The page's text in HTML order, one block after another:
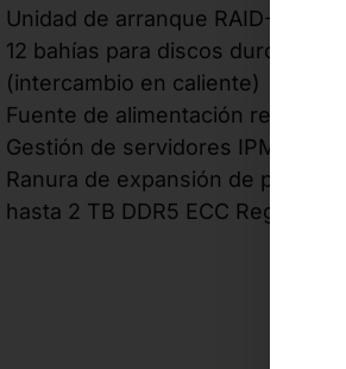
Unidad de arranque RAID-1 NVMe
12 bahías para discos duros de
(intercambio en caliente)
Fuente de alimentación
Gestión de servidores IPMI
Ranura de expansión de perfil
hasta 2 TB DDR5 ECC Reg.